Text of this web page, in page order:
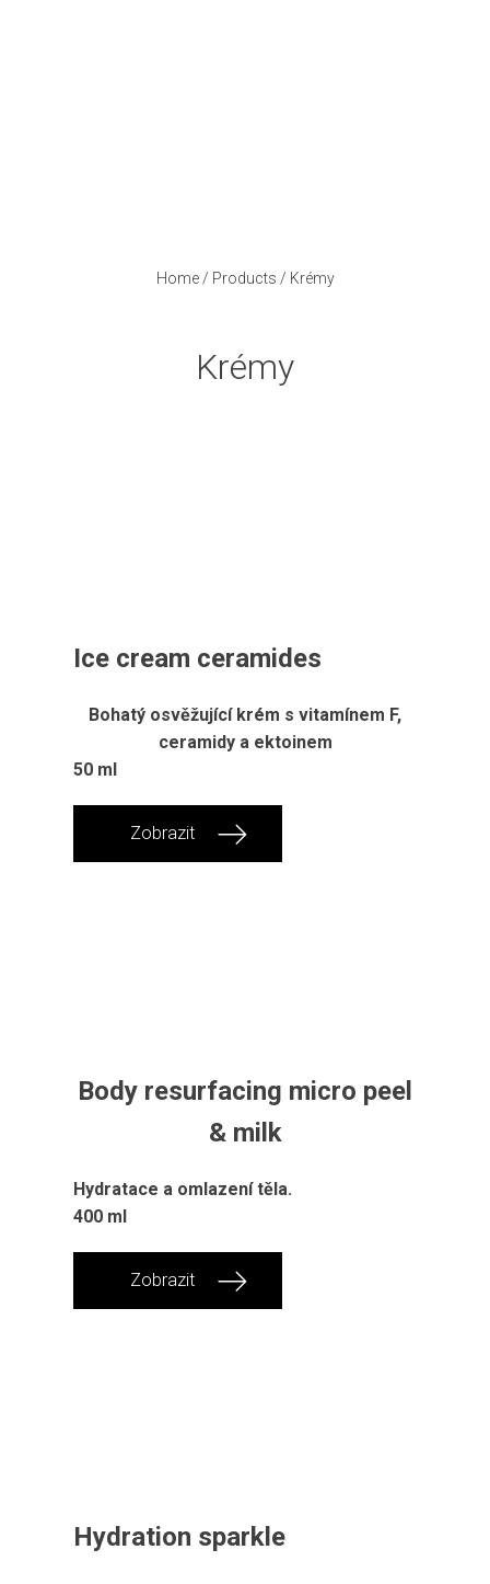
Home/ Products / Krémy
Krémy
Ice cream ceramides
Bohatý osvěžující krém s vitamínem F,
ceramidy a ektoinem
50 ml
Zobrazit
Body resurfacing micro peel
& milk
Hydratace a omlazení těla.
400 ml
Zobrazit
Hydration sparkle